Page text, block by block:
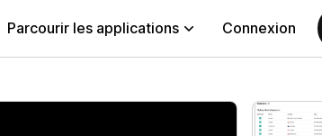
Parcourir les applications Connexion